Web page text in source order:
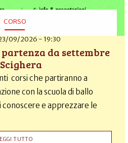
CORSO
09/2026 - 19:30
da settembre
corsi che partiranno a
con la scuola di ballo
e apprezzare le
TUTTO